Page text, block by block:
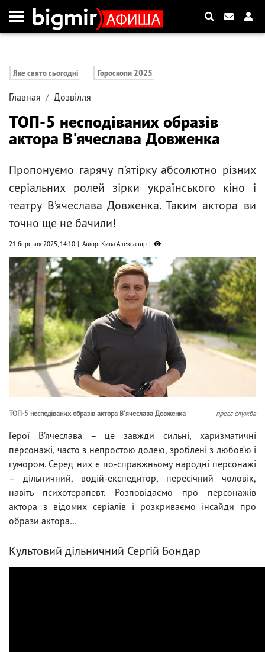
Яке свято сьогодні Гороскопи 2025
Главная Дозвілля
ТОП-5 несподіваних образів
актора В'ячеслава Довженка
Пропонуємо гарячу п’ятірку абсолютно різних
серіальних ролей зірки українського кіно і
театру В’ячеслава Довженка. Таким актора ви
точно ще не бачили!
21 березня 2025, 14:10 Автор: Кива Александр
ТОП-5 несподіваних образів актора В'ячеслава Довженка пресс-служба
Герої В’ячеслава – це завжди сильні, харизматичні
персонажі, часто з непростою долею, зроблені з любов’ю і
гумором. Серед них є по-справжньому народні персонажі
– дільничний, водій-експедитор, пересічний чоловік,
навіть психотерапевт. Розповідаємо про персонажів
актора з відомих серіалів і розкриваємо інсайди про
образи актора…
Культовий дільничний Сергій Бондар